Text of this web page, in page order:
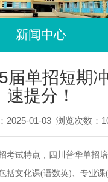
新闻中心
届单招短期
速提分！
2025-01-03 浏览次数：
考试特点，四川普华单招
括文化课(语数英)、专业